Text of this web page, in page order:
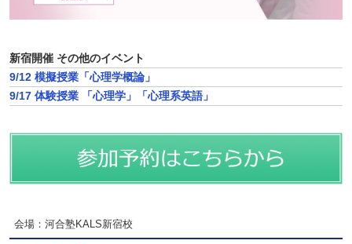
新宿開催 その他のイベント
9/12 模擬授業「心理学概論」
9/17 体験授業 「心理学」「心理系英語」
会場：河合塾KALS新宿校